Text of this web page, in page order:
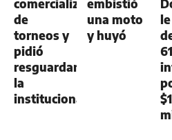
comercialización
de
torneos y
pidió
resguardar
la
institucionalidad
embistió
una moto
y huyó
le
61